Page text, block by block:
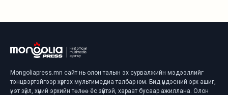
Mongoliapress.mn сайт нь олон талын эх сурвалжийн мэдээллийг
тэнцвэртэйгээр хүргэх мультимедиа талбар юм. Бид үндэсний эрх ашиг,
үнэт зүйл, хүний эрхийн төлөө ёс зүйтэй, хараат бусаар ажиллана. Олон